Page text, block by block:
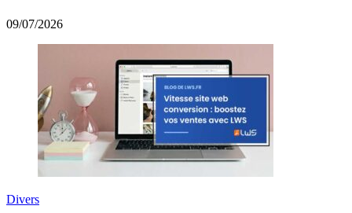
09/07/2026
Divers